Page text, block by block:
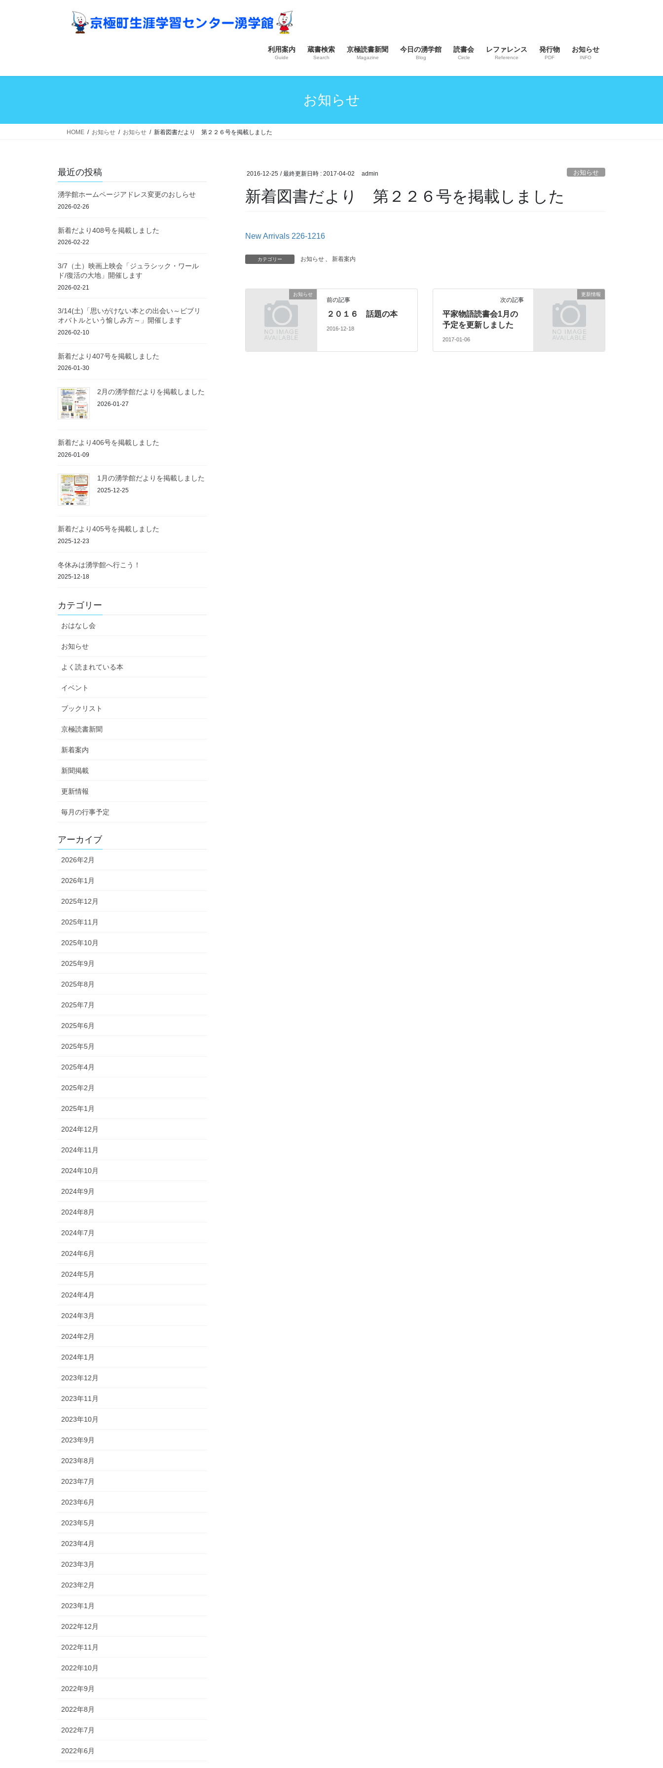
ス
ン
利用案内
Guide
蔵書検索
Search
京極読書新聞
Magazine
今日の湧学館
Blog
読書会
Circle
レファレンス
Reference
発行物
PDF
お知らせ
INFO
お知らせ
HOME お知らせ お知らせ 新着図書だより 第２２６号を掲載しました
2016-12-25 / 最終更新日時 : 2017-04-02 admin お知らせ
新着図書だより 第２２６号を掲載しました
New Arrivals 226-1216
カテゴリー お知らせ 、 新着案内
お知らせ
前の記事
２０１６ 話題の本
2016-12-18
更新情報
次の記事
平家物語読書会1月の
予定を更新しました
2017-01-06
最近の投稿
湧学館ホームページアドレス変更のおしらせ
2026-02-26
新着だより408号を掲載しました
2026-02-22
3/7（土）映画上映会「ジュラシック・ワール
ド/復活の大地」開催します
2026-02-21
3/14(土)「思いがけない本との出会い～ビブリ
オバトルという愉しみ方～」開催します
2026-02-10
新着だより407号を掲載しました
2026-01-30
2月の湧学館だよりを掲載しました
2026-01-27
新着だより406号を掲載しました
2026-01-09
1月の湧学館だよりを掲載しました
2025-12-25
新着だより405号を掲載しました
2025-12-23
冬休みは湧学館へ行こう！
2025-12-18
カテゴリー
おはなし会
お知らせ
よく読まれている本
イベント
ブックリスト
京極読書新聞
新着案内
新聞掲載
更新情報
毎月の行事予定
アーカイブ
2026年2月
2026年1月
2025年12月
2025年11月
2025年10月
2025年9月
2025年8月
2025年7月
2025年6月
2025年5月
2025年4月
2025年2月
2025年1月
2024年12月
2024年11月
2024年10月
2024年9月
2024年8月
2024年7月
2024年6月
2024年5月
2024年4月
2024年3月
2024年2月
2024年1月
2023年12月
2023年11月
2023年10月
2023年9月
2023年8月
2023年7月
2023年6月
2023年5月
2023年4月
2023年3月
2023年2月
2023年1月
2022年12月
2022年11月
2022年10月
2022年9月
2022年8月
2022年7月
2022年6月